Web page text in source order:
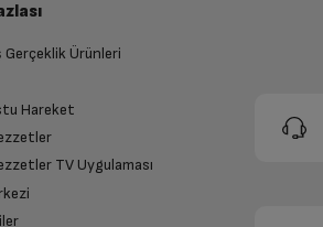
Gerçeklik Ürünleri
Hareket
TV Uygulaması